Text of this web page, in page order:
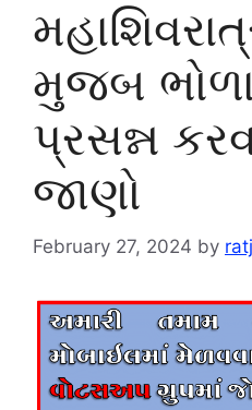
મુજબ
પ્રસન્ન
જાણો
February 27, 2024 by